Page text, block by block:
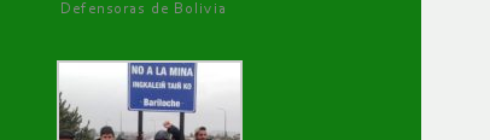
Defensoras de Bolivia